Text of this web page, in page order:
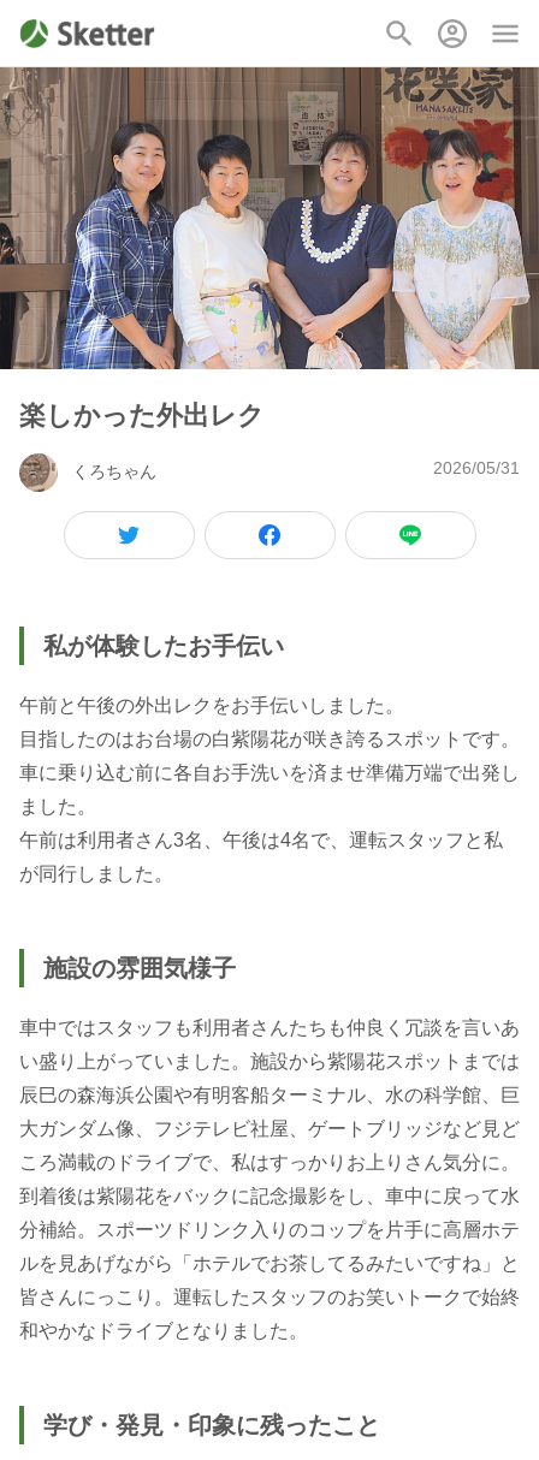
楽しかった外出レク
くろちゃん 2026/05/31
私が体験したお手伝い
午前と午後の外出レクをお手伝いしました。
目指したのはお台場の白紫陽花が咲き誇るスポットです。
車に乗り込む前に各自お手洗いを済ませ準備万端で出発し
ました。
午前は利用者さん3名、午後は4名で、運転スタッフと私
施設の雰囲気様子
車中ではスタッフも利用者さんたちも仲良く冗談を言いあ
い盛り上がっていました。施設から紫陽花スポットまでは
辰巳の森海浜公園や有明客船ターミナル、水の科学館、巨
大ガンダム像、フジテレビ社屋、ゲートブリッジなど見ど
ころ満載のドライブで、私はすっかりお上りさん気分に。
到着後は紫陽花をバックに記念撮影をし、車中に戻って水
分補給。スポーツドリンク入りのコップを片手に高層ホテ
ルを見あげながら「ホテルでお茶してるみたいですね」と
皆さんにっこり。運転したスタッフのお笑いトークで始終
和やかなドライブとなりました。
学び・発見・印象に残ったこと